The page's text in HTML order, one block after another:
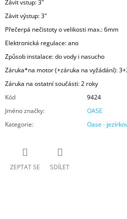
Závit vstup: 3"
Závit výstup: 3"
Přečerpá nečistoty o velikosti max.: 6mm
Elektronická regulace: ano
Způsob instalace: do vody i nasucho
Záruka*na motor (+záruka na vyžádání):
Záruka na ostatní součásti: 2 roky
Kód
9424
Jméno značky:
OASE
Kategorie: Oase -
ZEPTAT SE SDÍLET